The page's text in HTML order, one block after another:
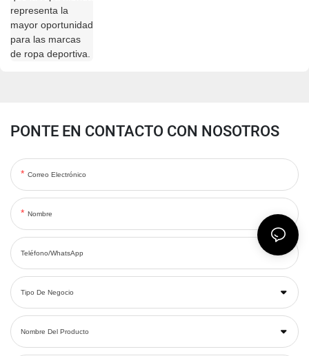
PONTE EN CONTACTO CON NOSOTROS
Correo Electrónico
Nombre
Teléfono/WhatsApp
Tipo De Negocio
Nombre Del Producto